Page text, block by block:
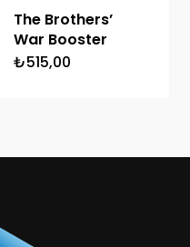
The Brothers’
War Booster
₺515,00